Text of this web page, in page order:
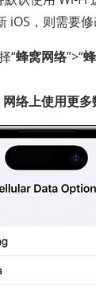
iOS，则需要修
“蜂窝网络”>“
络上使用更多